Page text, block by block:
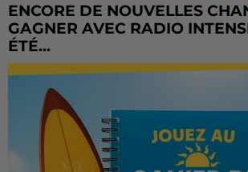
ENCORE DE NOUVELLES
GAGNER AVEC RADIO
ÉTÉ...